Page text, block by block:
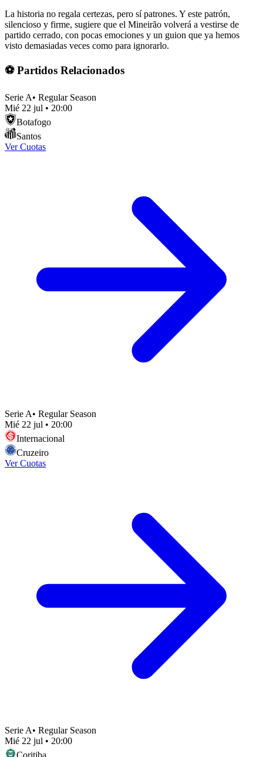
La historia no regala certezas, pero sí patrones. Y este patrón,
silencioso y firme, sugiere que el Mineirão volverá a vestirse de
partido cerrado, con pocas emociones y un guion que ya hemos
visto demasiadas veces como para ignorarlo.
⚽ Partidos Relacionados
Serie A• Regular Season
Mié 22 jul • 20:00
Botafogo
Santos
Ver Cuotas
Serie A• Regular Season
Mié 22 jul • 20:00
Internacional
Cruzeiro
Ver Cuotas
Serie A• Regular Season
Mié 22 jul • 20:00
Coritiba